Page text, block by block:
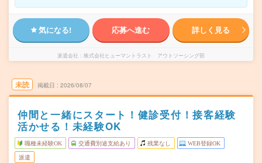
気になる! 応募へ進む 詳しく見る
派遣会社 株式会社ヒューマントラスト アウトソーシング部
未読 掲載日 2026/08/07
仲間と一緒にスタート！健診受付！接客経験
活かせる！未経験OK
職種未経験OK 交通費別途支給あり 残業なし WEB登録OK
派遣